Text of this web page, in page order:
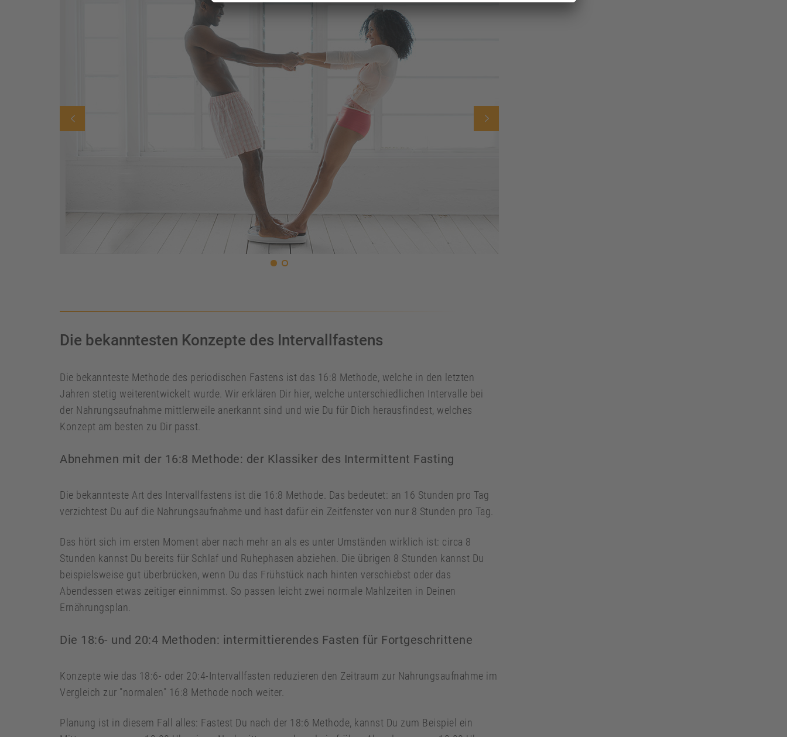
Die bekanntesten Konzepte des Intervallfastens
Die bekannteste Methode des periodischen Fastens ist das 16:8 Methode, welche in den letzten
Jahren stetig weiterentwickelt wurde. Wir erklären Dir hier, welche unterschiedlichen Intervalle bei
der Nahrungsaufnahme mittlerweile anerkannt sind und wie Du für Dich herausfindest, welches
Konzept am besten zu Dir passt.
Abnehmen mit der 16:8 Methode: der Klassiker des Intermittent Fasting
Die bekannteste Art des Intervallfastens ist die 16:8 Methode. Das bedeutet: an 16 Stunden pro Tag
verzichtest Du auf die Nahrungsaufnahme und hast dafür ein Zeitfenster von nur 8 Stunden pro Tag.
Das hört sich im ersten Moment aber nach mehr an als es unter Umständen wirklich ist: circa 8
Stunden kannst Du bereits für Schlaf und Ruhephasen abziehen. Die übrigen 8 Stunden kannst Du
beispielsweise gut überbrücken, wenn Du das Frühstück nach hinten verschiebst oder das
Abendessen etwas zeitiger einnimmst. So passen leicht zwei normale Mahlzeiten in Deinen
Ernährungsplan.
Die 18:6- und 20:4 Methoden: intermittierendes Fasten für Fortgeschrittene
Konzepte wie das 18:6- oder 20:4-Intervallfasten reduzieren den Zeitraum zur Nahrungsaufnahme im
Vergleich zur "normalen" 16:8 Methode noch weiter.
Planung ist in diesem Fall alles: Fastest Du nach der 18:6 Methode, kannst Du zum Beispiel ein